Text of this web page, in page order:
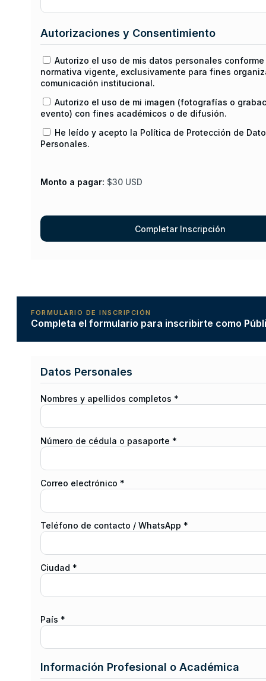
Autorizaciones y Consentimiento
Autorizo el uso de mis datos personales
normativa vigente, exclusivamente para fines
comunicación institucional.
Autorizo el uso de mi imagen (fotografías o
evento) con fines académicos o de difusión.
He leído y acepto la Política de Protección de
Personales.
Monto a pagar: $30 USD
FORMULARIO DE INSCRIPCIÓN
Completa el formulario para inscribirte como
Datos Personales
Nombres y apellidos completos *
Número de cédula o pasaporte *
Correo electrónico *
Teléfono de contacto / WhatsApp *
Ciudad *
País *
Información Profesional o Académica